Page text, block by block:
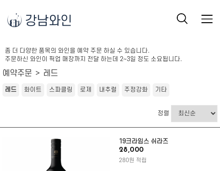
강남와인
좀 더 다양한 품목의 와인을 예약 주문 하실 수 있습니다.
주문하신 와인이 픽업 매장까지 전달 하는데 2~3일 정도 소요됩니다.
예약주문 레드
레드 화이트 스파클링 로제 내추럴 주정강화 기타
정렬
19크라임스 쉬라즈
28,000
280원 적립